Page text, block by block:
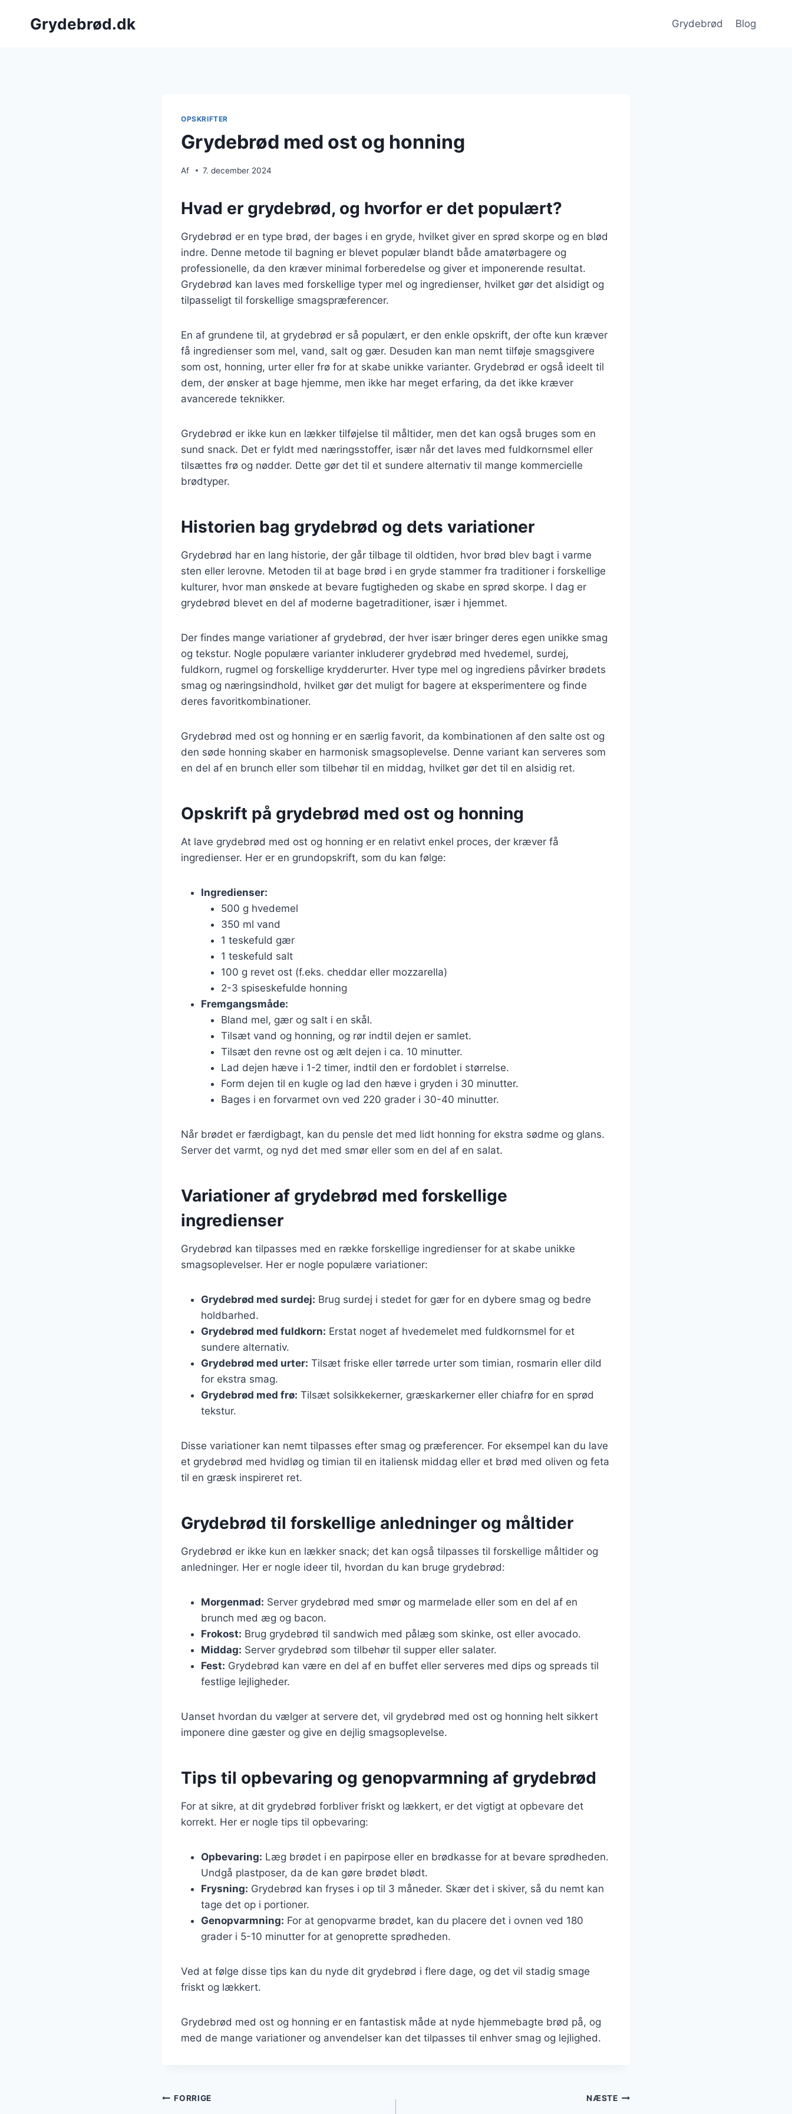
Grydebrød.dk Grydebrød Blog
OPSKRIFTER
Grydebrød med ost og honning
Af 7. december 2024
Hvad er grydebrød, og hvorfor er det populært?
Grydebrød er en type brød, der bages i en gryde, hvilket giver en sprød skorpe og en blød
indre. Denne metode til bagning er blevet populær blandt både amatørbagere og
professionelle, da den kræver minimal forberedelse og giver et imponerende resultat.
Grydebrød kan laves med forskellige typer mel og ingredienser, hvilket gør det alsidigt og
tilpasseligt til forskellige smagspræferencer.
En af grundene til, at grydebrød er så populært, er den enkle opskrift, der ofte kun kræver
få ingredienser som mel, vand, salt og gær. Desuden kan man nemt tilføje smagsgivere
som ost, honning, urter eller frø for at skabe unikke varianter. Grydebrød er også ideelt til
dem, der ønsker at bage hjemme, men ikke har meget erfaring, da det ikke kræver
avancerede teknikker.
Grydebrød er ikke kun en lækker tilføjelse til måltider, men det kan også bruges som en
sund snack. Det er fyldt med næringsstoffer, især når det laves med fuldkornsmel eller
tilsættes frø og nødder. Dette gør det til et sundere alternativ til mange kommercielle
brødtyper.
Historien bag grydebrød og dets variationer
Grydebrød har en lang historie, der går tilbage til oldtiden, hvor brød blev bagt i varme
sten eller lerovne. Metoden til at bage brød i en gryde stammer fra traditioner i forskellige
kulturer, hvor man ønskede at bevare fugtigheden og skabe en sprød skorpe. I dag er
grydebrød blevet en del af moderne bagetraditioner, især i hjemmet.
Der findes mange variationer af grydebrød, der hver især bringer deres egen unikke smag
og tekstur. Nogle populære varianter inkluderer grydebrød med hvedemel, surdej,
fuldkorn, rugmel og forskellige krydderurter. Hver type mel og ingrediens påvirker brødets
smag og næringsindhold, hvilket gør det muligt for bagere at eksperimentere og finde
deres favoritkombinationer.
Grydebrød med ost og honning er en særlig favorit, da kombinationen af den salte ost og
den søde honning skaber en harmonisk smagsoplevelse. Denne variant kan serveres som
en del af en brunch eller som tilbehør til en middag, hvilket gør det til en alsidig ret.
Opskrift på grydebrød med ost og honning
At lave grydebrød med ost og honning er en relativt enkel proces, der kræver få
ingredienser. Her er en grundopskrift, som du kan følge:
Ingredienser:
500 g hvedemel
350 ml vand
1 teskefuld gær
1 teskefuld salt
100 g revet ost (f.eks. cheddar eller mozzarella)
2-3 spiseskefulde honning
Fremgangsmåde:
Bland mel, gær og salt i en skål.
Tilsæt vand og honning, og rør indtil dejen er samlet.
Tilsæt den revne ost og ælt dejen i ca. 10 minutter.
Lad dejen hæve i 1-2 timer, indtil den er fordoblet i størrelse.
Form dejen til en kugle og lad den hæve i gryden i 30 minutter.
Bages i en forvarmet ovn ved 220 grader i 30-40 minutter.
Når brødet er færdigbagt, kan du pensle det med lidt honning for ekstra sødme og glans.
Server det varmt, og nyd det med smør eller som en del af en salat.
Variationer af grydebrød med forskellige
ingredienser
Grydebrød kan tilpasses med en række forskellige ingredienser for at skabe unikke
smagsoplevelser. Her er nogle populære variationer:
Grydebrød med surdej: Brug surdej i stedet for gær for en dybere smag og bedre
holdbarhed.
Grydebrød med fuldkorn: Erstat noget af hvedemelet med fuldkornsmel for et
sundere alternativ.
Grydebrød med urter: Tilsæt friske eller tørrede urter som timian, rosmarin eller dild
for ekstra smag.
Grydebrød med frø: Tilsæt solsikkekerner, græskarkerner eller chiafrø for en sprød
tekstur.
Disse variationer kan nemt tilpasses efter smag og præferencer. For eksempel kan du lave
et grydebrød med hvidløg og timian til en italiensk middag eller et brød med oliven og feta
til en græsk inspireret ret.
Grydebrød til forskellige anledninger og måltider
Grydebrød er ikke kun en lækker snack; det kan også tilpasses til forskellige måltider og
anledninger. Her er nogle ideer til, hvordan du kan bruge grydebrød:
Morgenmad: Server grydebrød med smør og marmelade eller som en del af en
brunch med æg og bacon.
Frokost: Brug grydebrød til sandwich med pålæg som skinke, ost eller avocado.
Middag: Server grydebrød som tilbehør til supper eller salater.
Fest: Grydebrød kan være en del af en buffet eller serveres med dips og spreads til
festlige lejligheder.
Uanset hvordan du vælger at servere det, vil grydebrød med ost og honning helt sikkert
imponere dine gæster og give en dejlig smagsoplevelse.
Tips til opbevaring og genopvarmning af grydebrød
For at sikre, at dit grydebrød forbliver friskt og lækkert, er det vigtigt at opbevare det
korrekt. Her er nogle tips til opbevaring:
Opbevaring: Læg brødet i en papirpose eller en brødkasse for at bevare sprødheden.
Undgå plastposer, da de kan gøre brødet blødt.
Frysning: Grydebrød kan fryses i op til 3 måneder. Skær det i skiver, så du nemt kan
tage det op i portioner.
Genopvarmning: For at genopvarme brødet, kan du placere det i ovnen ved 180
grader i 5-10 minutter for at genoprette sprødheden.
Ved at følge disse tips kan du nyde dit grydebrød i flere dage, og det vil stadig smage
friskt og lækkert.
Grydebrød med ost og honning er en fantastisk måde at nyde hjemmebagte brød på, og
med de mange variationer og anvendelser kan det tilpasses til enhver smag og lejlighed.
Indlægsnavigation
FORRIGE NÆSTE